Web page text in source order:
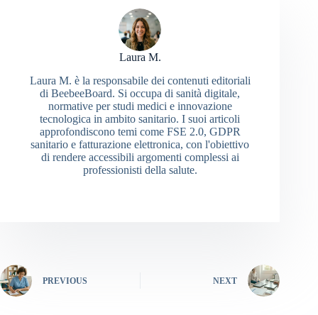
Laura M.
Laura M. è la responsabile dei contenuti editoriali
di BeebeeBoard. Si occupa di sanità digitale,
normative per studi medici e innovazione
tecnologica in ambito sanitario. I suoi articoli
approfondiscono temi come FSE 2.0, GDPR
sanitario e fatturazione elettronica, con l'obiettivo
di rendere accessibili argomenti complessi ai
professionisti della salute.
PREVIOUS NEXT